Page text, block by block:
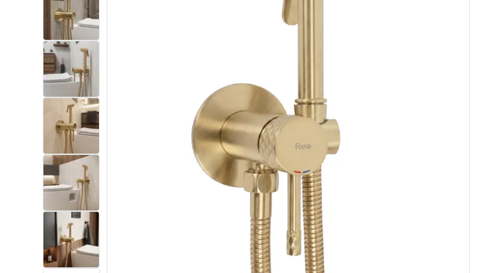
Sprchové žľaby
Sanitárna keramika
Umývadlá
Vaňa so zástenou
Batérie
Sprchy